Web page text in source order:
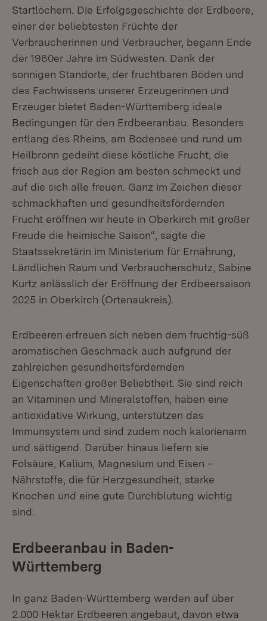
Startlöchern. Die Erfolgsgeschichte der Erdbeere,
einer der beliebtesten Früchte der
Verbraucherinnen und Verbraucher, begann Ende
der 1960er Jahre im Südwesten. Dank der
sonnigen Standorte, der fruchtbaren Böden und
des Fachwissens unserer Erzeugerinnen und
Erzeuger bietet Baden-Württemberg ideale
Bedingungen für den Erdbeeranbau. Besonders
entlang des Rheins, am Bodensee und rund um
Heilbronn gedeiht diese köstliche Frucht, die
frisch aus der Region am besten schmeckt und
auf die sich alle freuen. Ganz im Zeichen dieser
schmackhaften und gesundheitsfördernden
Frucht eröffnen wir heute in Oberkirch mit großer
Freude die heimische Saison“, sagte die
Staatssekretärin im Ministerium für Ernährung,
Ländlichen Raum und Verbraucherschutz, Sabine
Kurtz anlässlich der Eröffnung der Erdbeersaison
2025 in Oberkirch (Ortenaukreis).
Erdbeeren erfreuen sich neben dem fruchtig-süß
aromatischen Geschmack auch aufgrund der
zahlreichen gesundheitsfördernden
Eigenschaften großer Beliebtheit. Sie sind reich
an Vitaminen und Mineralstoffen, haben eine
antioxidative Wirkung, unterstützen das
Immunsystem und sind zudem noch kalorienarm
und sättigend. Darüber hinaus liefern sie
Folsäure, Kalium, Magnesium und Eisen –
Nährstoffe, die für Herzgesundheit, starke
Knochen und eine gute Durchblutung wichtig
sind.
Erdbeeranbau in Baden-
Württemberg
In ganz Baden-Württemberg werden auf über
2.000 Hektar Erdbeeren angebaut, davon etwa